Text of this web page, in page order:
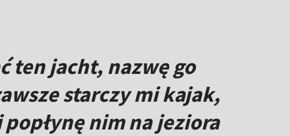
ten jacht, nazwę go
starczy mi kajak,
nim na jeziora